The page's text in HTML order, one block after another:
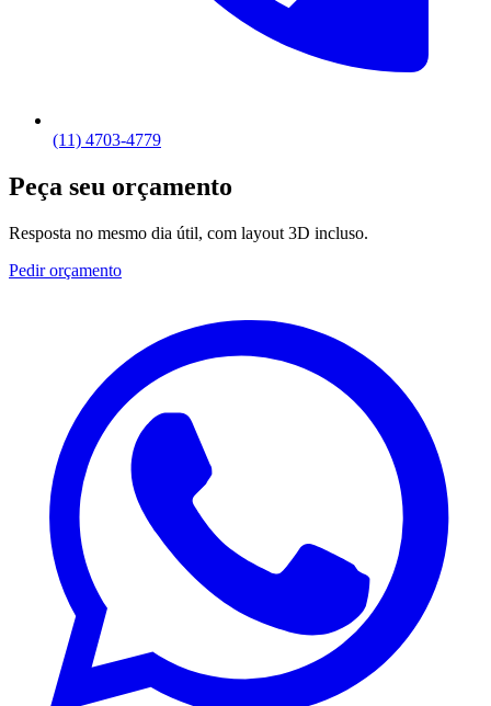
(11) 4703-4779
Peça seu orçamento
Resposta no mesmo dia útil, com layout 3D incluso.
Pedir orçamento